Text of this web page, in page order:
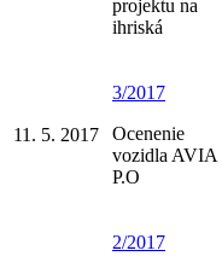
projektu na
ihriská
11. 5. 2017
3/2017
Ocenenie
vozidla AVIA
P.O
2/2017